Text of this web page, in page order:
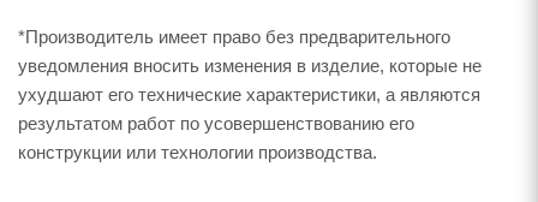
*Производитель имеет право без предварительного
уведомления вносить изменения в изделие, которые не
ухудшают его технические характеристики, а являются
результатом работ по усовершенствованию его
конструкции или технологии производства.